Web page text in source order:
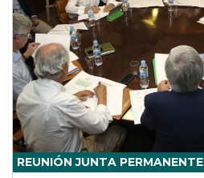
REUNIÓN JUNTA PERMANENTE